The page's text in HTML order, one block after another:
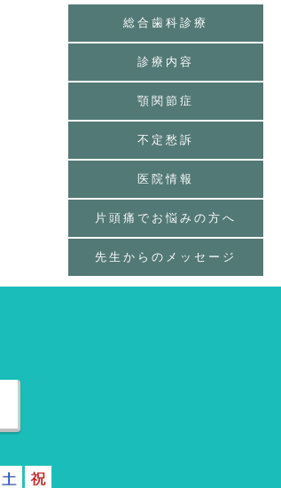
総合歯科診療
診療内容
顎関節症
不定愁訴
医院情報
片頭痛でお悩みの方へ
先生からのメッセージ